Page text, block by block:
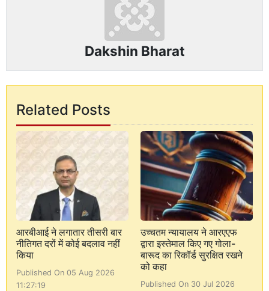
Dakshin Bharat
Related Posts
आरबीआई ने लगातार तीसरी बार
नीतिगत दरों में कोई बदलाव नहीं
किया
Published On 05 Aug 2026
11:27:19
उच्चतम न्यायालय ने आरएएफ
द्वारा इस्तेमाल किए गए गोला-
बारूद का रिकॉर्ड सुरक्षित रखने
को कहा
Published On 30 Jul 2026